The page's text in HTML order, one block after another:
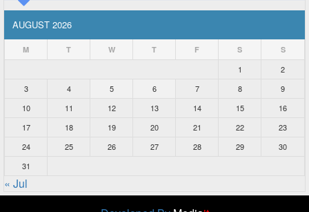
AUGUST 2026
M T W T F S S
1
2
3
4 5 6 7 8
9
10
11 12 13 14 15
16
17
18 19 20 21 22
23
24
25 26 27 28 29
30
31
« Jul